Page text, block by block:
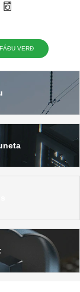
VERÐ